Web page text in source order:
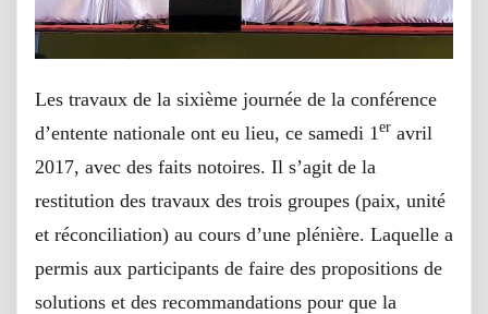
Les travaux de la sixième journée de la conférence
d’entente nationale ont eu lieu, ce samedi 1 er avril
2017, avec des faits notoires. Il s’agit de la
restitution des travaux des trois groupes (paix, unité
et réconciliation) au cours d’une plénière. Laquelle a
permis aux participants de faire des propositions de
solutions et des recommandations pour que la